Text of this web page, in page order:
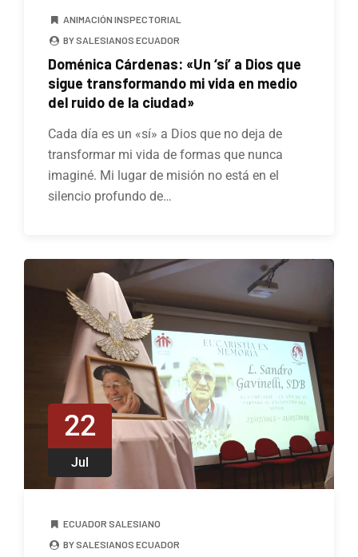
ANIMACIÓN INSPECTORIAL
BY SALESIANOS ECUADOR
Doménica Cárdenas: «Un ‘sí’ a Dios que
sigue transformando mi vida en medio
del ruido de la ciudad»
Cada día es un «sí» a Dios que no deja de
transformar mi vida de formas que nunca
imaginé. Mi lugar de misión no está en el
silencio profundo de…
22
Jul
ECUADOR SALESIANO
BY SALESIANOS ECUADOR